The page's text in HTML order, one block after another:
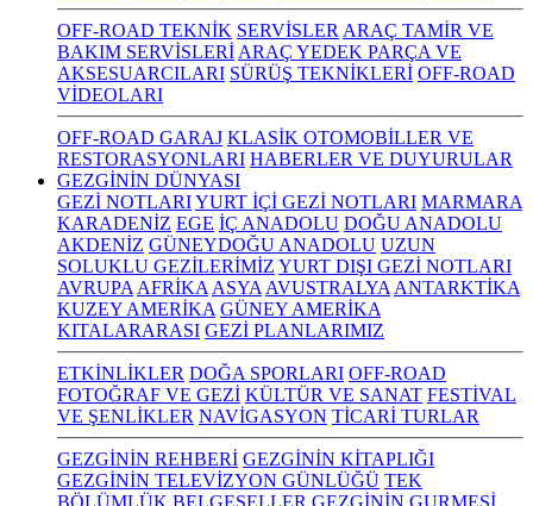
OFF-ROAD TEKNİK SERVİSLER ARAÇ TAMİR VE
BAKIM SERVİSLERİ ARAÇ YEDEK PARÇA VE
AKSESUARCILARI SÜRÜŞ TEKNİKLERİ OFF-ROAD
VİDEOLARI
OFF-ROAD GARAJ KLASİK OTOMOBİLLER VE
RESTORASYONLARI HABERLER VE DUYURULAR
GEZGİNİN DÜNYASI
GEZİ NOTLARIYURT İÇİ GEZİ NOTLARI MARMARA
KARADENİZ EGE İÇ ANADOLU DOĞU ANADOLU
AKDENİZ GÜNEYDOĞU ANADOLU UZUN
SOLUKLU GEZİLERİMİZ YURT DIŞI GEZİ NOTLARI
AVRUPA AFRİKA ASYA AVUSTRALYA ANTARKTİKA
KUZEY AMERİKA GÜNEY AMERİKA
KITALARARASI GEZİ PLANLARIMIZ
ETKİNLİKLER DOĞA SPORLARI OFF-ROAD
FOTOĞRAF VE GEZİ KÜLTÜR VE SANAT FESTİVAL
VE ŞENLİKLER NAVİGASYON TİCARİ TURLAR
GEZGİNİN REHBERİ GEZGİNİN KİTAPLIĞI
GEZGİNİN TELEVİZYON GÜNLÜĞÜ TEK
BÖLÜMLÜK BELGESELLER GEZGİNİN GURMESİ